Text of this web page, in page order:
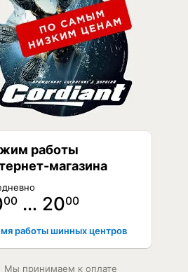
работы
магазина
00 … 2000
работы шинных центров
Мы принимаем к оплате